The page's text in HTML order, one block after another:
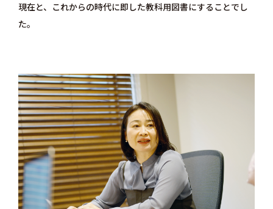
現在と、これからの時代に即した教科用図書にすることでし
た。